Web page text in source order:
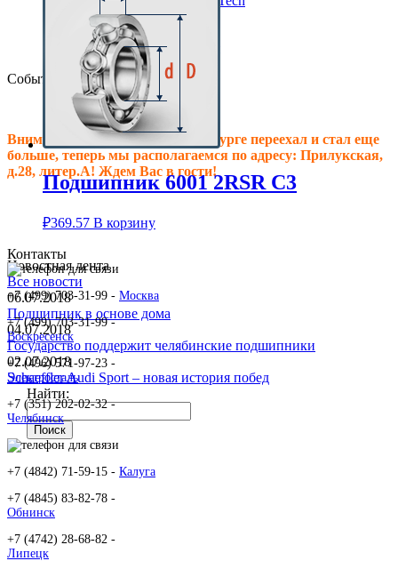
Сальники подшипника
Клиновые ремни
Техпластина резиновая
События
Внимание! Офис в Санкт-Петербурге переехал и стал еще
больше, теперь мы располагаемся по адресу: Прилукская,
д.28, литер.А! Ждем Вас в гости!
Новостная лента
Все новости
06.07.2018
Подшипник в основе дома
04.07.2018
Государство поддержит челябинские подшипники
02.07.2018
Schaeffler Audi Sport – новая история побед
Найти:
Подшипник 6001 2RSR C3
₽369.57 В корзину
Контакты
+7 (499) 703-31-99 - Москва
+7 (499) 703-31-99 -
Воскресенск
+7 (496) 571-97-23 -
Электросталь
+7 (351) 202-02-32 -
Челябинск
+7 (4842) 71-59-15 - Калуга
+7 (4845) 83-82-78 -
Обнинск
+7 (4742) 28-68-82 -
Липецк